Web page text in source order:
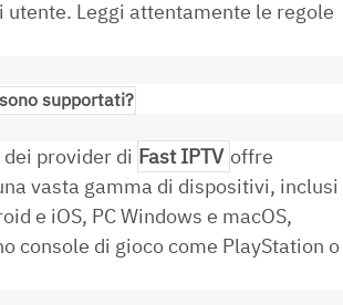
utente. Leggi attentamente le regole
supportati?
provider di Fast IPTVoffre
vasta gamma di dispositivi, inclusi
e iOS, PC Windows e macOS,
console di gioco come PlayStation o